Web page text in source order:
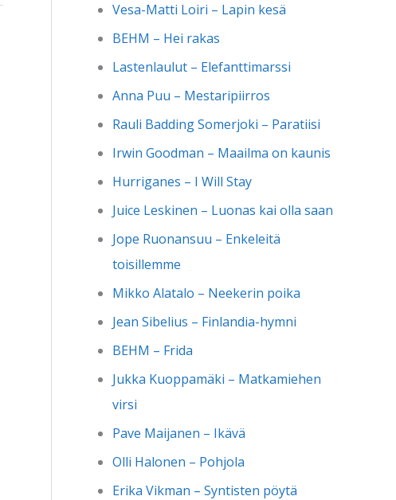
Vesa-Matti Loiri – Lapin kesä
BEHM – Hei rakas
Lastenlaulut – Elefanttimarssi
Anna Puu – Mestaripiirros
Rauli Badding Somerjoki – Paratiisi
Irwin Goodman – Maailma on kaunis
Hurriganes – I Will Stay
Juice Leskinen – Luonas kai olla saan
Jope Ruonansuu – Enkeleitä
toisillemme
Mikko Alatalo – Neekerin poika
Jean Sibelius – Finlandia-hymni
BEHM – Frida
Jukka Kuoppamäki – Matkamiehen
virsi
Pave Maijanen – Ikävä
Olli Halonen – Pohjola
Erika Vikman – Syntisten pöytä